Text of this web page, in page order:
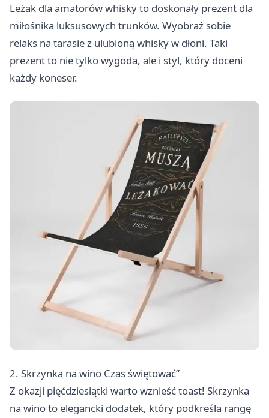
Leżak dla amatorów whisky to doskonały prezent dla
miłośnika luksusowych trunków. Wyobraź sobie
relaks na tarasie z ulubioną whisky w dłoni. Taki
prezent to nie tylko wygoda, ale i styl, który doceni
każdy koneser.
2. Skrzynka na wino Czas świętować”
Z okazji pięćdziesiątki warto wznieść toast! Skrzynka
na wino to elegancki dodatek, który podkreśla rangę